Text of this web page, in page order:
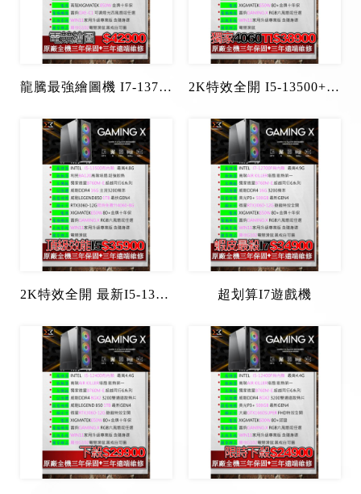
龍騰最強繪圖機 I7-13700+3060-12G 2K特效全開 I5-13500+最強4060Ti-8G 店長推薦機種
2K特效全開 最新I5-13500限時升4060-8G 超划算I7遊戲機